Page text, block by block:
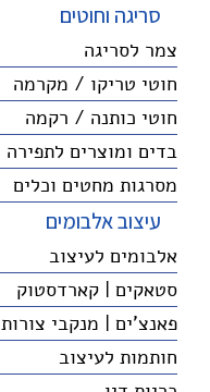
סריגה וחוטים
צמר לסריגה
חוטי טריקו / מקרמה
חוטי כותנה / רקמה
בדים ומוצרים לתפירה
מסרגות מחטים וכלים
עיצוב אלבומים
אלבומים לעיצוב
סטאקים | קארדסטוק
פאנצ'ים | מנקבי צורות
חותמות לעיצוב